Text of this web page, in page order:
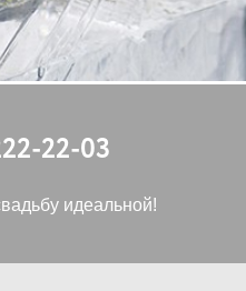
22-03
идеальной!